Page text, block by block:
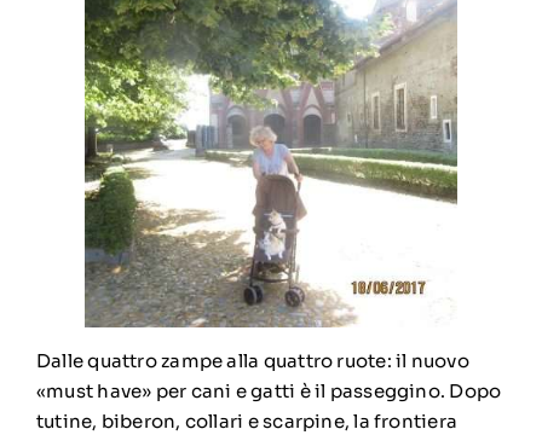
Dalle quattro zampe alla quattro ruote: il nuovo
«must have» per cani e gatti è il passeggino. Dopo
tutine, biberon, collari e scarpine, la frontiera